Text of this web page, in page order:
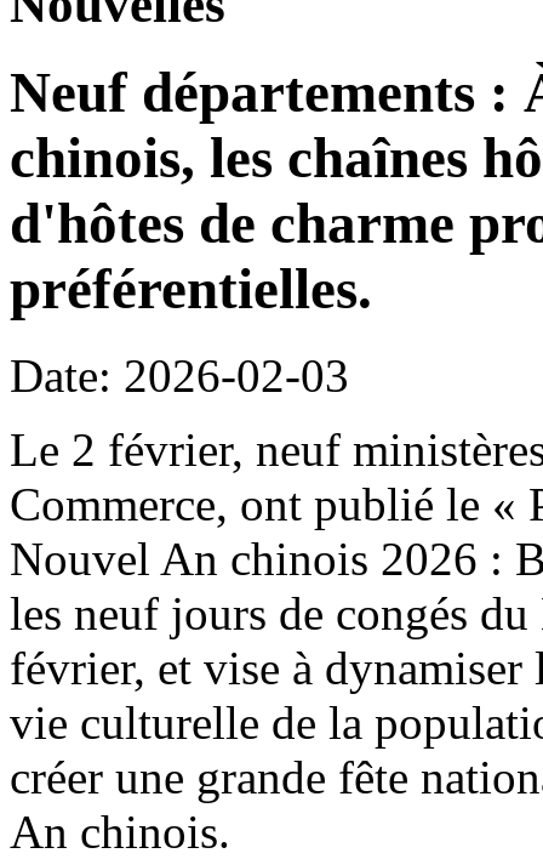
Neuf départements :
chinois, les chaînes
d'hôtes de charme
préférentielles.
Date: 2026-02-03
Le 2 février, neuf
Commerce, ont publié le «
Nouvel An chinois 2026 :
les neuf jours de congés
février, et vise à dynamiser
vie culturelle de la
créer une grande fête
An chinois.